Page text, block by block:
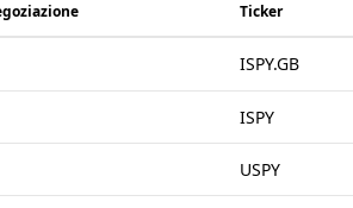
Ticker
ISPY.GB
ISPY
USPY